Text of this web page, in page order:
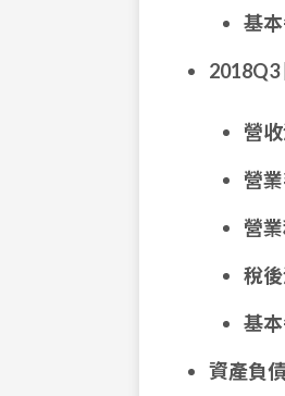
基
2018Q3
營
營業
營
稅後
基
資產負